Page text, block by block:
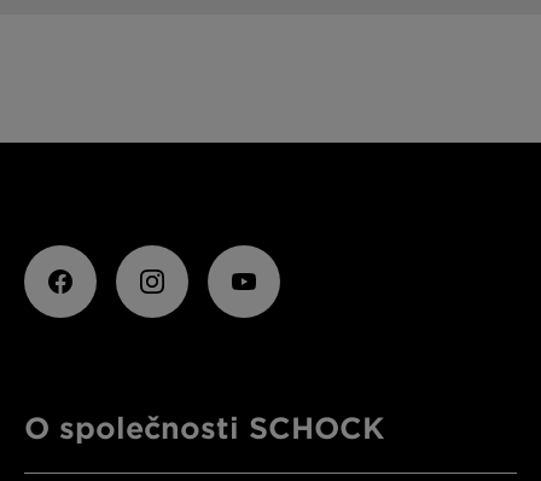
O společnosti SCHOCK